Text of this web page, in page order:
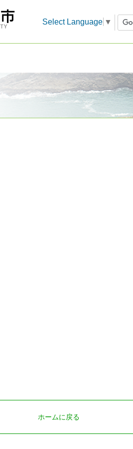
Select Language ▼
ホームに戻る